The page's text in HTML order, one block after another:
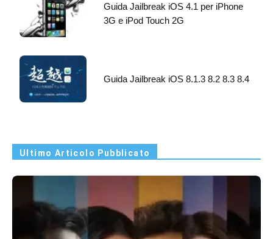
Guida Jailbreak iOS 4.1 per iPhone
3G e iPod Touch 2G
Guida Jailbreak iOS 8.1.3 8.2 8.3 8.4
Ultimo Articolo Pubblicato